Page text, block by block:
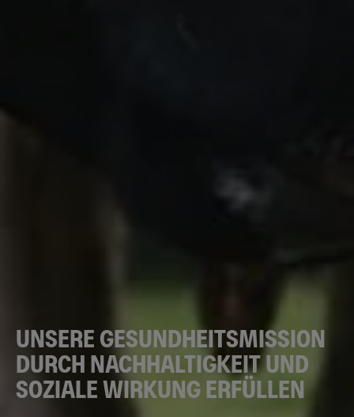
UNSERE GESUNDHEITSMISSION
DURCH NACHHALTIGKEIT UND
SOZIALE WIRKUNG ERFÜLLEN